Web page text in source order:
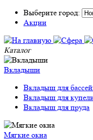
Выберите город:
Акции
Каталог
Вкладыши
Вкладыш для
Вкладыш для
Вкладыш для пруда
Мягкие окна